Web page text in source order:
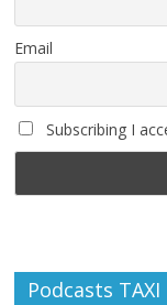
Email
Subscribing I
Podcasts TAXI